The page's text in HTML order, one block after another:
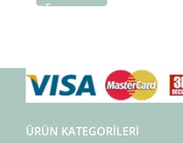
ÜRÜN KATEGORILERI